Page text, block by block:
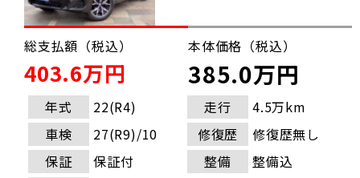
総支払額（税込）
403.6万円
本体価格（税込）
385.0万円
年式 22(R4) 走行
4.5万km
車検
27(R9)/10 修復歴
修復歴無し
保証
保証付 整備
整備込